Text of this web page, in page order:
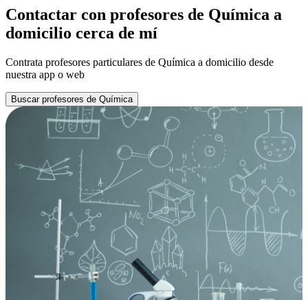
Contactar con profesores de Química a
domicilio cerca de mí
Contrata profesores particulares de Química a domicilio desde
nuestra app o web
Buscar profesores de Química